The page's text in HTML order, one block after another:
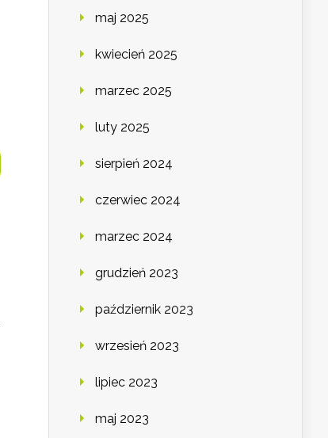
maj 2025
kwiecień 2025
marzec 2025
luty 2025
sierpień 2024
czerwiec 2024
marzec 2024
grudzień 2023
październik 2023
wrzesień 2023
lipiec 2023
maj 2023